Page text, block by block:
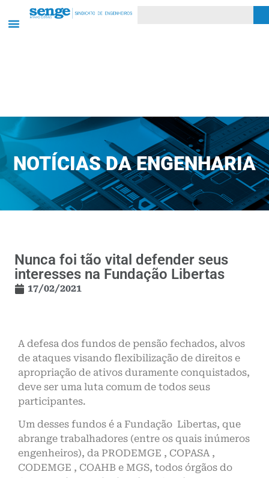
NOTÍCIAS DA ENGENHARIA
Nunca foi tão vital defender seus
interesses na Fundação Libertas
17/02/2021
A defesa dos fundos de pensão fechados, alvos
de ataques visando flexibilização de direitos e
apropriação de ativos duramente conquistados,
deve ser uma luta comum de todos seus
participantes.
Um desses fundos é a Fundação Libertas, que
abrange trabalhadores (entre os quais inúmeros
engenheiros), da PRODEMGE , COPASA ,
CODEMGE , COAHB e MGS, todos órgãos do